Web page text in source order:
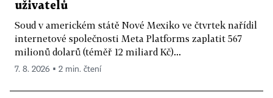
uživatelů
Soud v americkém státě Nové Mexiko ve čtvrtek nařídil
internetové společnosti Meta Platforms zaplatit 567
milionů dolarů (téměř 12 miliard Kč)...
7. 8. 2026 ▪ 2 min. čtení